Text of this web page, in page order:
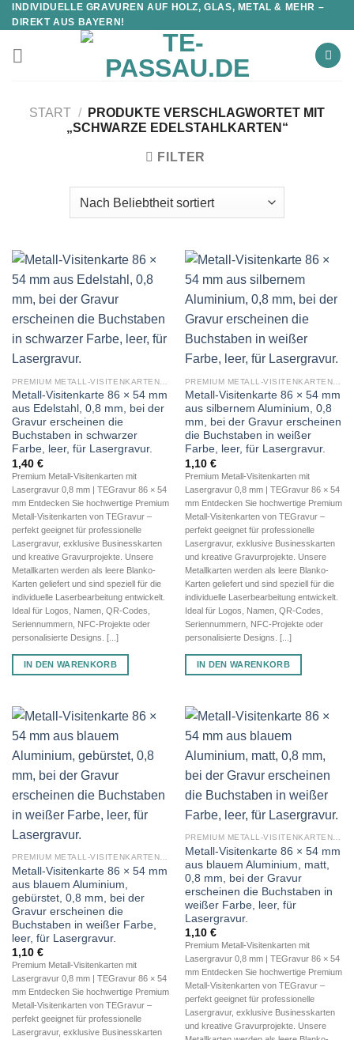
INDIVIDUELLE GRAVUREN AUF HOLZ, GLAS, METAL & MEHR –
DIREKT AUS BAYERN!
START /
PRODUKTE VERSCHLAGWORTET MIT
„SCHWARZE EDELSTAHLKARTEN“
FILTER
Metall-Visitenkarte 86 × 54 mm
aus Edelstahl, 0,8 mm, bei der
Gravur erscheinen die
Buchstaben in schwarzer
Farbe, leer, für Lasergravur.
1,40 €
Premium Metall-Visitenkarten mit
Lasergravur 0,8 mm | TEGravur 86 × 54
mm Entdecken Sie hochwertige Premium
Metall-Visitenkarten von TEGravur –
perfekt geeignet für professionelle
Lasergravur, exklusive Businesskarten
und kreative Gravurprojekte. Unsere
Metallkarten werden als leere Blanko-
Karten geliefert und sind speziell für die
individuelle Laserbearbeitung entwickelt.
Ideal für Logos, Namen, QR-Codes,
Seriennummern, NFC-Projekte oder
personalisierte Designs. [...]
IN DEN WARENKORB
Metall-Visitenkarte 86 × 54 mm
aus silbernem Aluminium, 0,8
mm, bei der Gravur erscheinen
die Buchstaben in weißer
Farbe, leer, für Lasergravur.
1,10 €
Premium Metall-Visitenkarten mit
Lasergravur 0,8 mm | TEGravur 86 × 54
mm Entdecken Sie hochwertige Premium
Metall-Visitenkarten von TEGravur –
perfekt geeignet für professionelle
Lasergravur, exklusive Businesskarten
und kreative Gravurprojekte. Unsere
Metallkarten werden als leere Blanko-
Karten geliefert und sind speziell für die
individuelle Laserbearbeitung entwickelt.
Ideal für Logos, Namen, QR-Codes,
Seriennummern, NFC-Projekte oder
personalisierte Designs. [...]
IN DEN WARENKORB
Metall-Visitenkarte 86 × 54 mm
aus blauem Aluminium,
gebürstet, 0,8 mm, bei der
Gravur erscheinen die
Buchstaben in weißer Farbe,
leer, für Lasergravur.
1,10 €
Premium Metall-Visitenkarten mit
Lasergravur 0,8 mm | TEGravur 86 × 54
mm Entdecken Sie hochwertige Premium
Metall-Visitenkarten von TEGravur –
perfekt geeignet für professionelle
Lasergravur, exklusive Businesskarten
Metall-Visitenkarte 86 × 54 mm
aus blauem Aluminium, matt,
0,8 mm, bei der Gravur
erscheinen die Buchstaben in
weißer Farbe, leer, für
Lasergravur.
1,10 €
Premium Metall-Visitenkarten mit
Lasergravur 0,8 mm | TEGravur 86 × 54
mm Entdecken Sie hochwertige Premium
Metall-Visitenkarten von TEGravur –
perfekt geeignet für professionelle
Lasergravur, exklusive Businesskarten
und kreative Gravurprojekte. Unsere